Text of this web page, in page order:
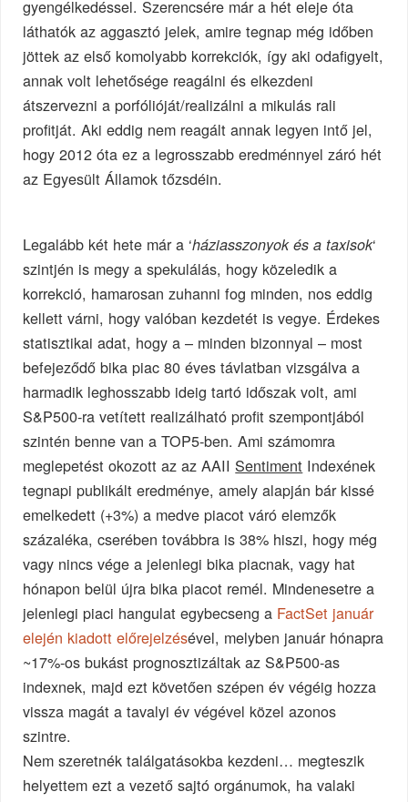
gyengélkedéssel. Szerencsére már a hét eleje óta
láthatók az aggasztó jelek, amire tegnap még időben
jöttek az első komolyabb korrekciók, így aki odafigyelt,
annak volt lehetősége reagálni és elkezdeni
átszervezni a porfólióját/realizálni a mikulás rali
profitját. Aki eddig nem reagált annak legyen intő jel,
hogy 2012 óta ez a legrosszabb eredménnyel záró hét
az Egyesült Államok tőzsdéin.
Legalább két hete már a ‘háziasszonyok és a taxisok‘
szintjén is megy a spekulálás, hogy közeledik a
korrekció, hamarosan zuhanni fog minden, nos eddig
kellett várni, hogy valóban kezdetét is vegye. Érdekes
statisztikai adat, hogy a – minden bizonnyal – most
befejeződő bika piac 80 éves távlatban vizsgálva a
harmadik leghosszabb ideig tartó időszak volt, ami
S&P500-ra vetített realizálható profit szempontjából
szintén benne van a TOP5-ben. Ami számomra
meglepetést okozott az az AAIISentiment Indexének
tegnapi publikált eredménye, amely alapján bár kissé
emelkedett (+3%) a medve piacot váró elemzők
százaléka, cserében továbbra is 38% hiszi, hogy még
vagy nincs vége a jelenlegi bika piacnak, vagy hat
hónapon belül újra bika piacot remél. Mindenesetre a
jelenlegi piaci hangulat egybecseng a FactSet január
elején kiadott előrejelzésével, melyben január hónapra
~17%-os bukást prognosztizáltak az S&P500-as
indexnek, majd ezt követően szépen év végéig hozza
vissza magát a tavalyi év végével közel azonos
szintre.
Nem szeretnék találgatásokba kezdeni… megteszik
helyettem ezt a vezető sajtó orgánumok, ha valaki